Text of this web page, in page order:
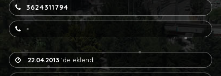
3624311794
-
22.04.2013'de eklendi